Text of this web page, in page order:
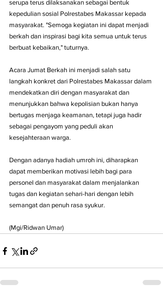
serupa terus dilaksanakan sebagai bentuk
kepedulian sosial Polrestabes Makassar kepada
masyarakat. "Semoga kegiatan ini dapat menjadi
berkah dan inspirasi bagi kita semua untuk terus
berbuat kebaikan," tuturnya.
Acara Jumat Berkah ini menjadi salah satu
langkah konkret dari Polrestabes Makassar dalam
mendekatkan diri dengan masyarakat dan
menunjukkan bahwa kepolisian bukan hanya
bertugas menjaga keamanan, tetapi juga hadir
sebagai pengayom yang peduli akan
kesejahteraan warga.
Dengan adanya hadiah umroh ini, diharapkan
dapat memberikan motivasi lebih bagi para
personel dan masyarakat dalam menjalankan
tugas dan kegiatan sehari-hari dengan lebih
semangat dan penuh rasa syukur.
(Mgi/Ridwan Umar)